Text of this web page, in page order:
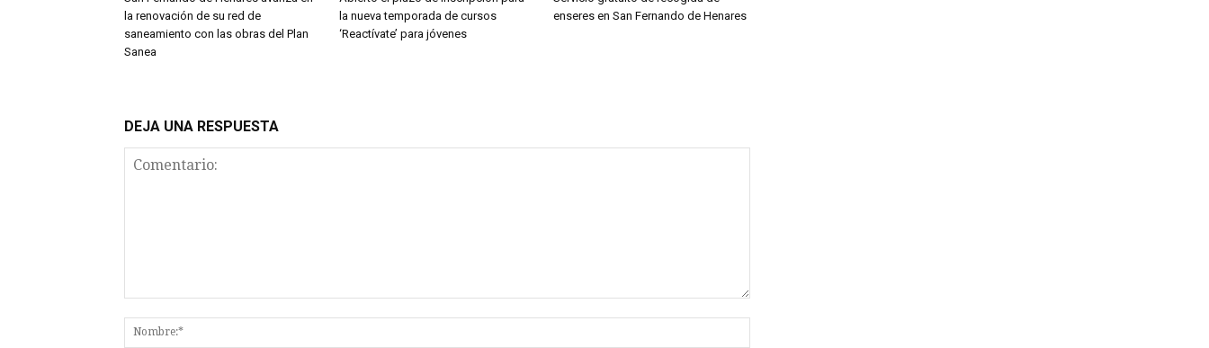
la renovación de su red de
saneamiento con las obras del Plan
Sanea
la nueva temporada de cursos
‘Reactívate’ para jóvenes
enseres en San Fernando de Henares
DEJA UNA RESPUESTA